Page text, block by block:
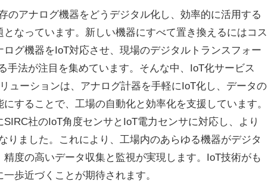
のアナログ機器をどうデジタル化し、効率的に活用する
なっています。新しい機器にすべて置き換えるにはコス
ログ機器をIoT対応させ、現場のデジタルトランスフォー
手法が注目を集めています。そんな中、IoT化サービス
ューションは、アナログ計器を手軽にIoT化し、データの
することで、工場の自動化と効率化を支援しています。
社のIoT角度センサとIoT電力センサに対応し、より
りました。これにより、工場内のあらゆる機器がデジタ
精度の高いデータ収集と監視が実現します。IoT技術がも
歩近づくことが期待されます。